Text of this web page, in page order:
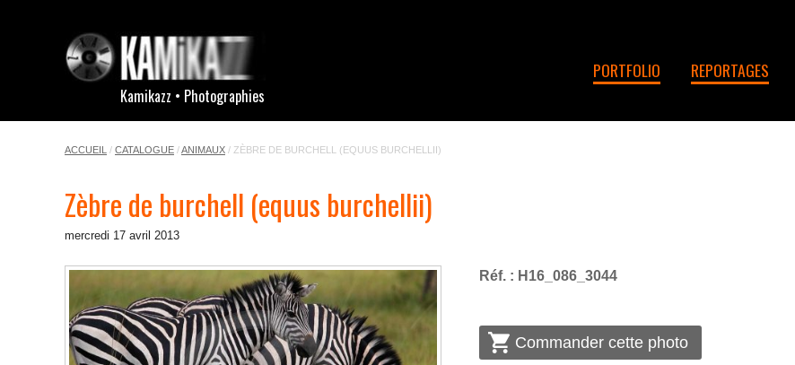
Kamikazz • Photographies
PORTFOLIO REPORTAGES
ACCUEIL / CATALOGUE /ANIMAUX / ZÈBRE DE BURCHELL (EQUUS BURCHELLII)
Zèbre de burchell (equus burchellii)
mercredi 17 avril 2013
Réf. : H16_086_3044
Commander cette photo